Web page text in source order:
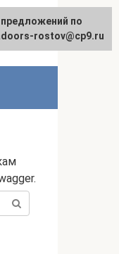
по
rostov@cp9.ru